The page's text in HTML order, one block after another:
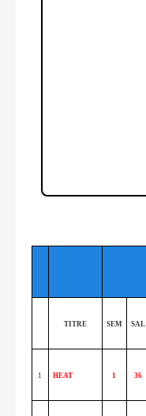
TITRE SEM SAL
1 HEAT 1 36